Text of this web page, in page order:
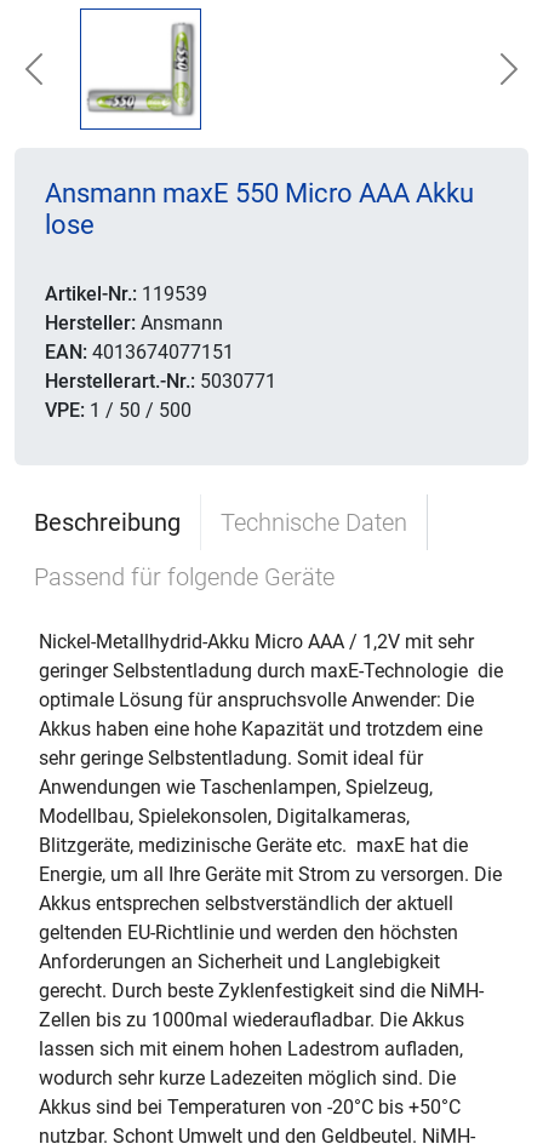
Previous
Ansmann maxE 550 Micro AAA Akku
lose
Artikel-Nr.: 119539
Hersteller: Ansmann
EAN: 4013674077151
Herstellerart.-Nr.: 5030771
VPE: 1 / 50 / 500
Beschreibung
Technische Daten
Passend für folgende Geräte
Nickel-Metallhydrid-Akku Micro AAA / 1,2V mit sehr
geringer Selbstentladung durch maxE-Technologie  die
optimale Lösung für anspruchsvolle Anwender: Die
Akkus haben eine hohe Kapazität und trotzdem eine
sehr geringe Selbstentladung. Somit ideal für
Anwendungen wie Taschenlampen, Spielzeug,
Modellbau, Spielekonsolen, Digitalkameras,
Blitzgeräte, medizinische Geräte etc.  maxE hat die
Energie, um all Ihre Geräte mit Strom zu versorgen. Die
Akkus entsprechen selbstverständlich der aktuell
geltenden EU-Richtlinie und werden den höchsten
Anforderungen an Sicherheit und Langlebigkeit
gerecht. Durch beste Zyklenfestigkeit sind die NiMH-
Zellen bis zu 1000mal wiederaufladbar. Die Akkus
lassen sich mit einem hohen Ladestrom aufladen,
wodurch sehr kurze Ladezeiten möglich sind. Die
Akkus sind bei Temperaturen von -20°C bis +50°C
nutzbar. Schont Umwelt und den Geldbeutel. NiMH-